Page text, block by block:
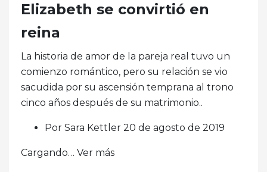
Elizabeth se convirtió en
reina
La historia de amor de la pareja real tuvo un
comienzo romántico, pero su relación se vio
sacudida por su ascensión temprana al trono
cinco años después de su matrimonio..
Por Sara Kettler 20 de agosto de 2019
Cargando… Ver más